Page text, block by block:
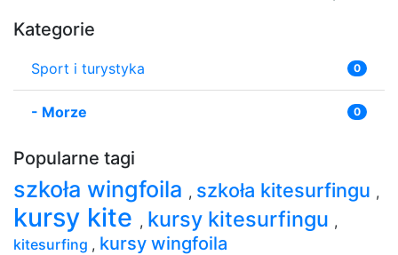
Kategorie
Sport i turystyka 0
- Morze 0
Popularne tagi
szkoła wingfoila , szkoła kitesurfingu ,
kursy kite , kursy kitesurfingu ,
kitesurfing , kursy wingfoila